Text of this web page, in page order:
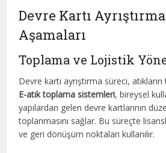
Devre Kartı
Aşamaları
Toplama ve Lojistik
Devre kartı ayrıştırma süreci,
E-atık toplama sistemleri, bireysel
yapılardan gelen devre kartlarının
toplanmasını sağlar. Bu süreçte
ve geri dönüşüm noktaları kullanılır.